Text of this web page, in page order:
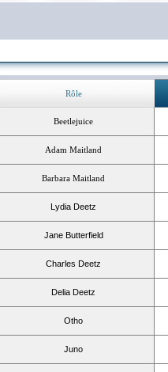
Rôle
Beetlejuice
Adam Maitland
Barbara Maitland
Lydia Deetz
Jane Butterfield
Charles Deetz
Delia Deetz
Otho
Juno